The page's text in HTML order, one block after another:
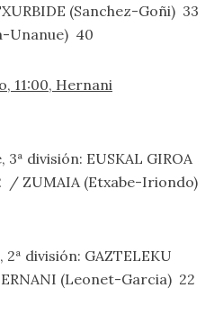
(Sanchez-Goñi) 33
Unanue) 40
11:00, Hernani
división: EUSKAL GIROA
ZUMAIA (Etxabe-Iriondo)
división: GAZTELEKU
(Leonet-Garcia) 22